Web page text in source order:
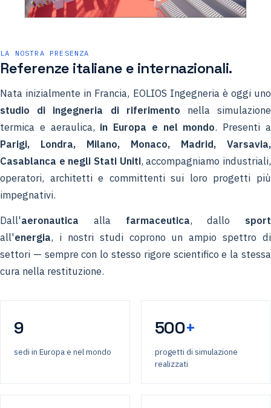
LA NOSTRA PRESENZA
Referenze italiane e internazionali.
Nata inizialmente in Francia, EOLIOS Ingegneria è oggi uno
studio di ingegneria di riferimento nella simulazione
termica e aeraulica, in Europa e nel mondo. Presenti a
Parigi, Londra, Milano, Monaco, Madrid, Varsavia,
Casablanca e negli Stati Uniti, accompagniamo industriali,
operatori, architetti e committenti sui loro progetti più
impegnativi.
Dall'aeronautica alla farmaceutica, dallo sport
all'energia, i nostri studi coprono un ampio spettro di
settori — sempre con lo stesso rigore scientifico e la stessa
cura nella restituzione.
9
sedi in Europa e nel mondo
500+
progetti di simulazione
realizzati